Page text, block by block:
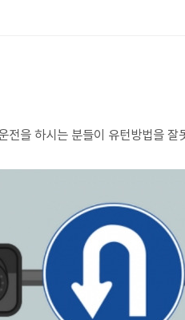
을 하시는 분들이 유턴방법을 잘